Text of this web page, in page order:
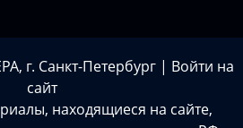
г. Санкт-Петербург | Войти на
сайт
находящиеся на сайте,